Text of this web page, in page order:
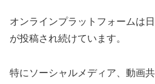
オンラインプラットフォームは
が投稿され続けています。
特にソーシャルメディア、動画